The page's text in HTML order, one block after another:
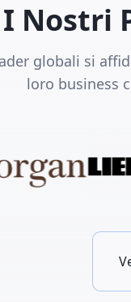
I Nostri
globali si
loro business